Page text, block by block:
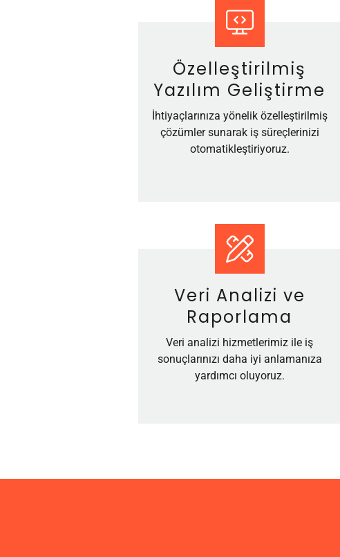
Özelleştirilmiş
Yazılım Geliştirme
İhtiyaçlarınıza yönelik özelleştirilmiş
çözümler sunarak iş süreçlerinizi
otomatikleştiriyoruz.
Veri Analizi ve
Raporlama
Veri analizi hizmetlerimiz ile iş
sonuçlarınızı daha iyi anlamanıza
yardımcı oluyoruz.